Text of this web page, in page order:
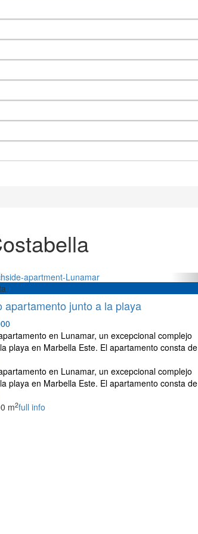
apartamento junto a la playa
en Lunamar, un excepcional complejo
playa en Marbella Este. El apartamento consta de
en Lunamar, un excepcional complejo
playa en Marbella Este. El apartamento consta de
m2full info